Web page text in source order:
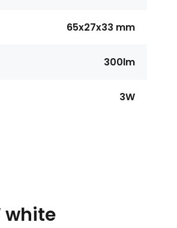
65x27x33 mm
300lm
3W
white